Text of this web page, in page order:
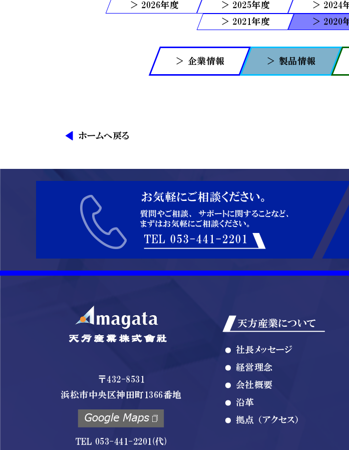
2026 2025 2024
2021
2020
＞ 企業情報 ＞ 製品情報
ホームへ戻る
〒432-8531
浜松市中央区神田町1366番地
TEL 053-441-2201(代)
天方産業について
社長メッセージ
経営理念
会社概要
沿革
拠点 （アクセス）